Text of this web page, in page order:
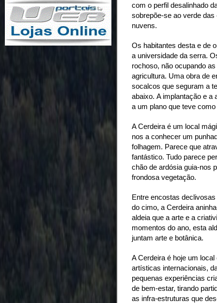
com o perfil desalinhado
sobrepõe-se ao verde
nuvens.
Os habitantes desta e de
a universidade da serra.
rochoso, não ocupando
agricultura. Uma obra de
socalcos que seguram a
abaixo. A implantação e a
a um plano que teve
A Cerdeira é um local
nos a conhecer um
folhagem. Parece que
fantástico. Tudo parece
chão de ardósia guia-nos
frondosa vegetação.
Entre encostas
do cimo, a Cerdeira
aldeia que a arte e a
momentos do ano, esta
juntam arte e botânica.
A Cerdeira é hoje um
artísticas internacionais,
pequenas experiências
de bem-estar, tirando
as infra-estruturas que